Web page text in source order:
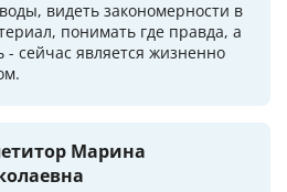
видеть закономерности в
понимать где правда, а
- сейчас является жизненно
Марина